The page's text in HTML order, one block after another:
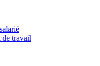
de travail